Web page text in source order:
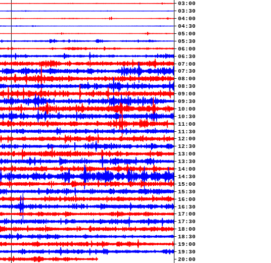
03:00
03:30
04:00
04:30
05:00
05:30
06:00
06:30
07:00
07:30
08:00
08:30
09:00
09:30
10:00
10:30
11:00
11:30
12:00
12:30
13:00
13:30
14:00
14:30
15:00
15:30
16:00
16:30
17:00
17:30
18:00
18:30
19:00
19:30
20:00